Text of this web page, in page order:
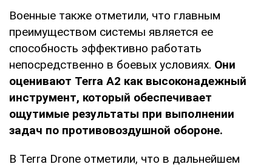
Военные также отметили, что главным
преимуществом системы является ее
способность эффективно работать
непосредственно в боевых условиях. Они
оценивают Terra A2 как высоконадежный
инструмент, который обеспечивает
ощутимые результаты при выполнении
задач по противовоздушной обороне.
В Terra Drone отметили, что в дальнейшем